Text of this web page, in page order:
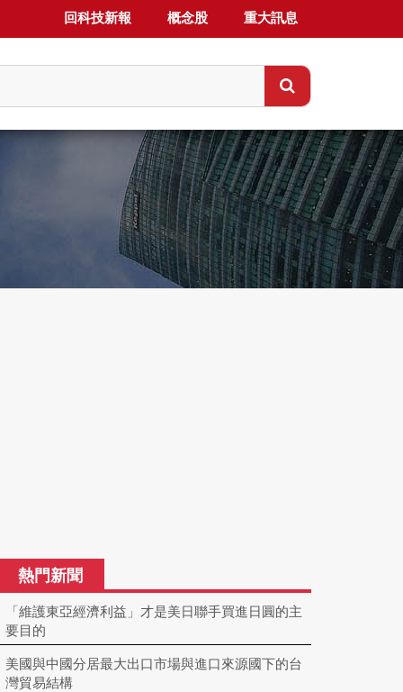
回科技新報 概念股 重大訊息
熱門新聞
「維護東亞經濟利益」才是美日聯手買進日圓的主
要目的
美國與中國分居最大出口市場與進口來源國下的台
灣貿易結構